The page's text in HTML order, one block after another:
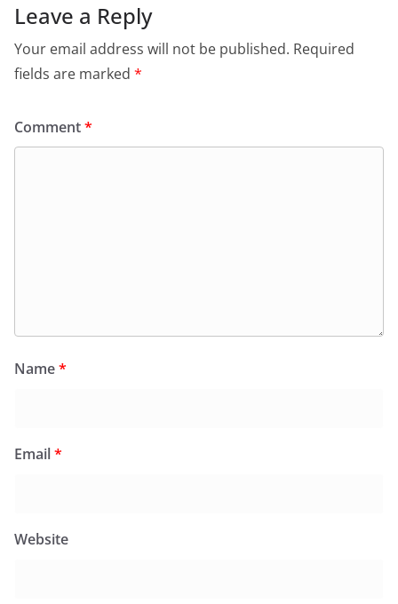
Leave a Reply
Your email address will not be published. Required
fields are marked *
Comment*
Name*
Email*
Website